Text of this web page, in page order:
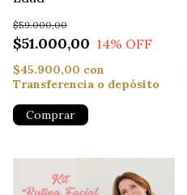
$51.000,00
$59.000,00
14% OFF
$45.900,00 con
Transferencia o depósito